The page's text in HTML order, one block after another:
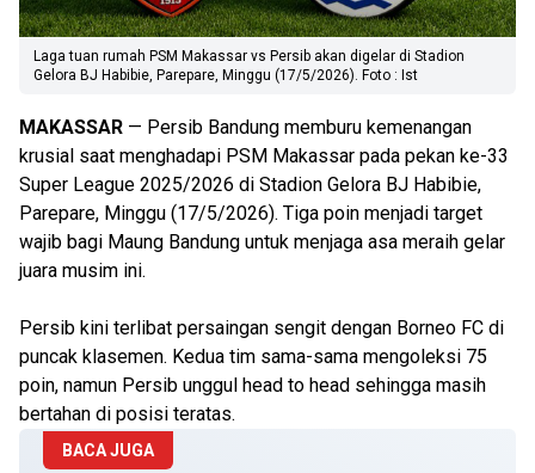
Laga tuan rumah PSM Makassar vs Persib akan digelar di Stadion
Gelora BJ Habibie, Parepare, Minggu (17/5/2026). Foto : Ist
MAKASSAR — Persib Bandung memburu kemenangan
krusial saat menghadapi PSM Makassar pada pekan ke-33
Super League 2025/2026 di Stadion Gelora BJ Habibie,
Parepare, Minggu (17/5/2026). Tiga poin menjadi target
wajib bagi Maung Bandung untuk menjaga asa meraih gelar
juara musim ini.
Persib kini terlibat persaingan sengit dengan Borneo FC di
puncak klasemen. Kedua tim sama-sama mengoleksi 75
poin, namun Persib unggul head to head sehingga masih
bertahan di posisi teratas.
BACA JUGA